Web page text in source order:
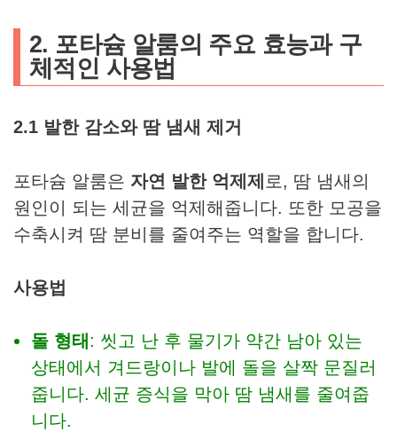
2. 포타슘 알룸의 주요 효능과 구
체적인 사용법
2.1 발한 감소와 땀 냄새 제거
포타슘 알룸은 자연 발한 억제제 로, 땀 냄새의
원인이 되는 세균을 억제해줍니다. 또한 모공을
수축시켜 땀 분비를 줄여주는 역할을 합니다.
사용법
돌 형태 : 씻고 난 후 물기가 약간 남아 있는
상태에서 겨드랑이나 발에 돌을 살짝 문질러
줍니다. 세균 증식을 막아 땀 냄새를 줄여줍
니다.